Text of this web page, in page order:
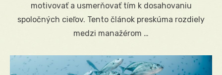
motivovať a usmerňovať tím k dosahovaniu
spoločných cieľov. Tento článok preskúma rozdiely
medzi manažérom …